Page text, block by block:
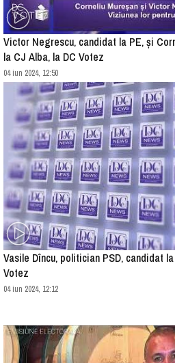
Victor Negrescu, candidat la PE, și
la CJ Alba, la DC Votez
04 iun 2024, 12:50
Vasile Dîncu, politician PSD, candidat
Votez
04 iun 2024, 12:12